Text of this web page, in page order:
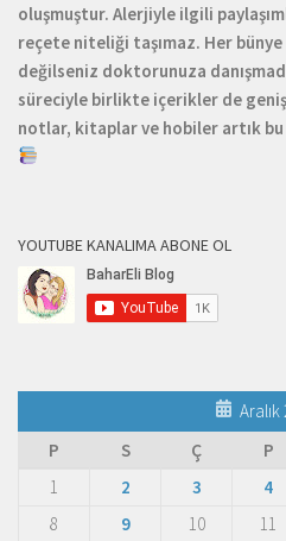
oluşmuştur. Alerjiyle ilgili
reçete niteliği taşımaz. Her
değilseniz doktorunuza
süreciyle birlikte içerikler de
notlar, kitaplar ve hobiler artık
YOUTUBE KANALIMA ABONE OL
Aralık
P
S Ç P
1
2 3 4
8
9 10 11